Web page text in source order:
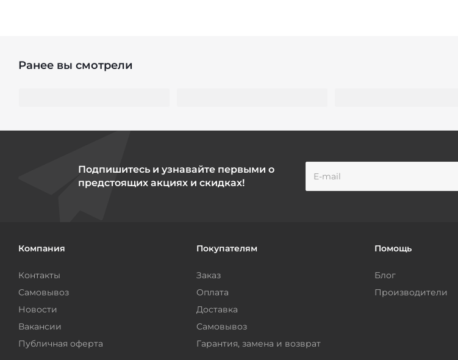
Ранее вы смотрели
Подпишитесь и узнавайте первыми о
предстоящих акциях и скидках!
Компания
Контакты
Самовывоз
Новости
Вакансии
Публичная оферта
Покупателям
Заказ
Оплата
Доставка
Самовывоз
Гарантия, замена и возврат
Помощь
Блог
Производители